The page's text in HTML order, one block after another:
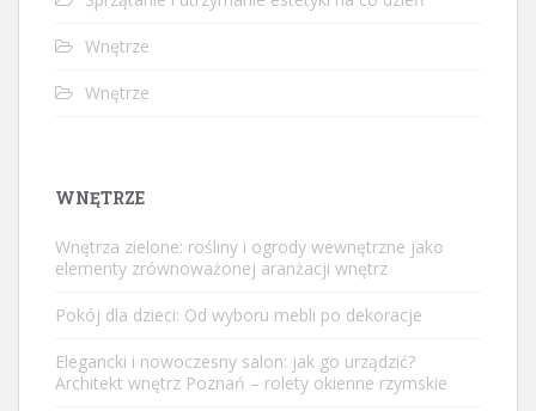
Wnętrze
Wnętrze
WNĘTRZE
Wnętrza zielone: rośliny i ogrody wewnętrzne jako
elementy zrównoważonej aranżacji wnętrz
Pokój dla dzieci: Od wyboru mebli po dekoracje
Elegancki i nowoczesny salon: jak go urządzić?
Architekt wnętrz Poznań – rolety okienne rzymskie